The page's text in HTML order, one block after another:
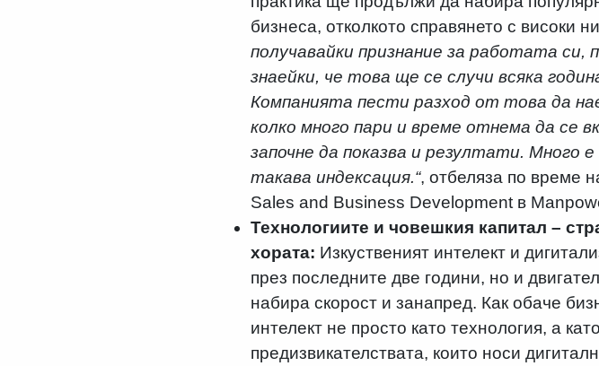
бизнеса, отколкото справянето с високи
получавайки признание за работата си,
знаейки, че това ще се случи всяка
Компанията пести разход от това да
колко много пари и време отнема да се
започне да показва и резултати. Много
такава индексация.“, отбеляза по време
Sales and Business Development в
Технологиите и човешкия капитал –
хората: Изкуственият интелект и
през последните две години, но и
набира скорост и занапред. Как обаче
интелект не просто като технология, а
предизвикателствата, които носи